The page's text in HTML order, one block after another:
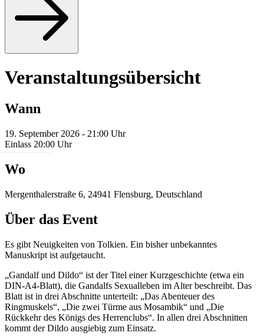
Veranstaltungsübersicht
Wann
19. September 2026 - 21:00 Uhr
Einlass 20:00 Uhr
Wo
Mergenthalerstraße 6, 24941 Flensburg, Deutschland
Über das Event
Es gibt Neuigkeiten von Tolkien. Ein bisher unbekanntes
Manuskript ist aufgetaucht.
„Gandalf und Dildo“ ist der Titel einer Kurzgeschichte (etwa ein
DIN-A4-Blatt), die Gandalfs Sexualleben im Alter beschreibt. Das
Blatt ist in drei Abschnitte unterteilt: „Das Abenteuer des
Ringmuskels“, „Die zwei Türme aus Mosambik“ und „Die
Rückkehr des Königs des Herrenclubs“. In allen drei Abschnitten
kommt der Dildo ausgiebig zum Einsatz.